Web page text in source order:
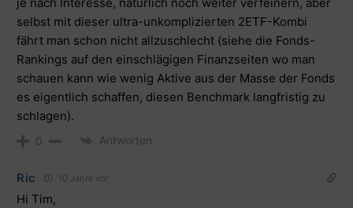
selbst mit dieser ultra-unkomplizierten 2ETF-Kombi
fährt man schon nicht allzuschlecht (siehe die Fonds-
Rankings auf den einschlägigen Finanzseiten wo man
schauen kann wie wenig Aktive aus der Masse der Fonds
es eigentlich schaffen, diesen Benchmark langfristig zu
schlagen).
0 Antworten
Ric 10 Jahre vor
Hi Tim,